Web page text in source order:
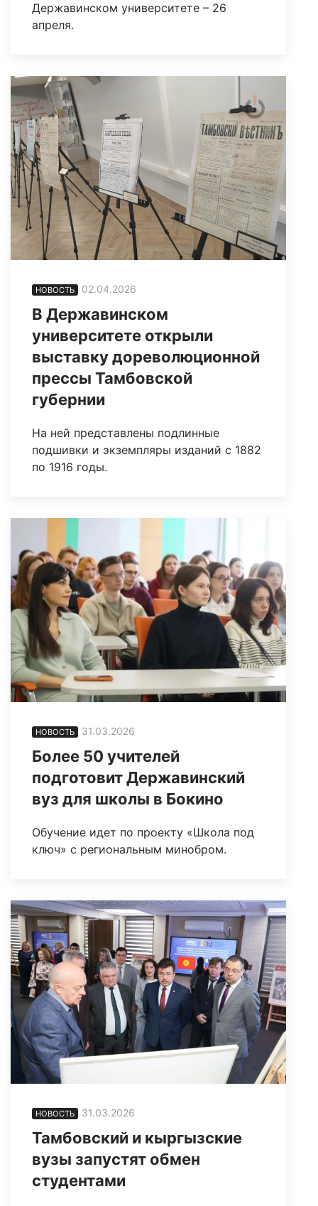
Державинском университете – 26
апреля.
НОВОСТЬ 02.04.2026
В Державинском
университете открыли
выставку дореволюционной
прессы Тамбовской
губернии
На ней представлены подлинные
подшивки и экземпляры изданий с 1882
по 1916 годы.
НОВОСТЬ 31.03.2026
Более 50 учителей
подготовит Державинский
вуз для школы в Бокино
Обучение идет по проекту «Школа под
ключ» с региональным минобром.
НОВОСТЬ 31.03.2026
Тамбовский и кыргызские
вузы запустят обмен
студентами